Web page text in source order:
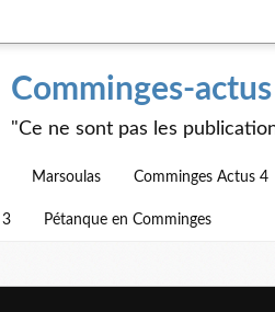
Comminges-actus
"Ce ne sont pas les
Marsoulas Comminges Actus 4
3 Pétanque en Comminges